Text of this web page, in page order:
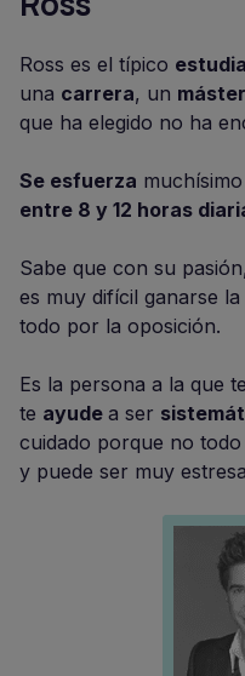
Ross es el típico
una carrera, un máster
que ha elegido no ha
Se esfuerza
entre 8 y 12 horas
Sabe que con su
es muy difícil ganarse
todo por la oposición.
Es la persona a la que
te ayude a ser
cuidado porque no
y puede ser muy